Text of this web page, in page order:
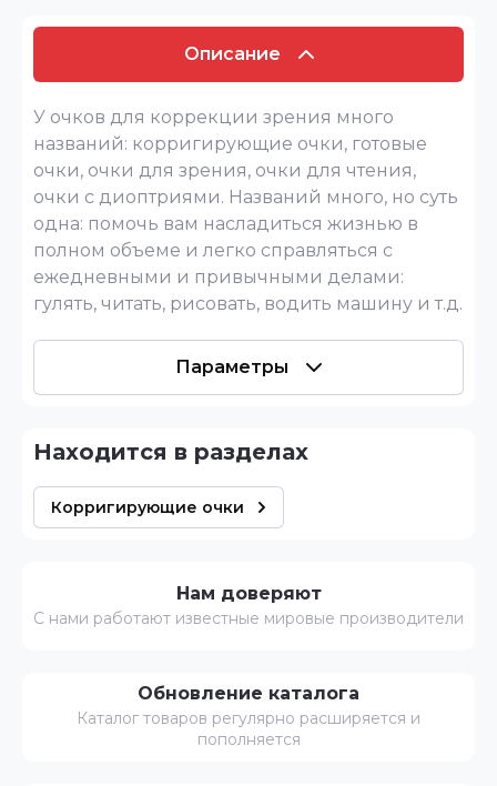
Описание
У очков для коррекции зрения много
названий: корригирующие очки, готовые
очки, очки для зрения, очки для чтения,
очки с диоптриями. Названий много, но суть
одна: помочь вам насладиться жизнью в
полном объеме и легко справляться с
ежедневными и привычными делами:
гулять, читать, рисовать, водить машину и т.д.
Параметры
Находится в разделах
Корригирующие очки
Нам доверяют
С нами работают известные мировые производители
Обновление каталога
Каталог товаров регулярно расширяется и
пополняется